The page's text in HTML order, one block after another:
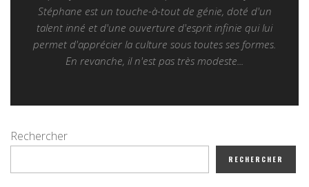
Stéphane est un touche-à-tout de génie, doté d'un
talent inné et d'une ouverture d'esprit infinie qui lui
permet d'apprécier la culture sous toutes ses formes.
En revanche, il n'est pas très modeste...
Rechercher
RECHERCHER